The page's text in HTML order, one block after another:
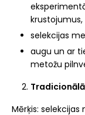
krustojumus,
selekcijas
augu un ar
metožu
Mērķis: